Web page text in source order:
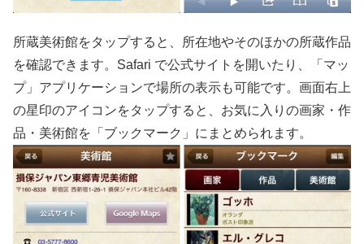
所蔵美術館をタップすると、所在地やそのほかの所蔵作品
を確認できます。Safari で公式サイトを開いたり、「マッ
プ」アプリケーションで場所の表示も可能です。画面右上
の星印のアイコンをタップすると、お気に入りの画家・作
品・美術館を「ブックマーク」にまとめられます。